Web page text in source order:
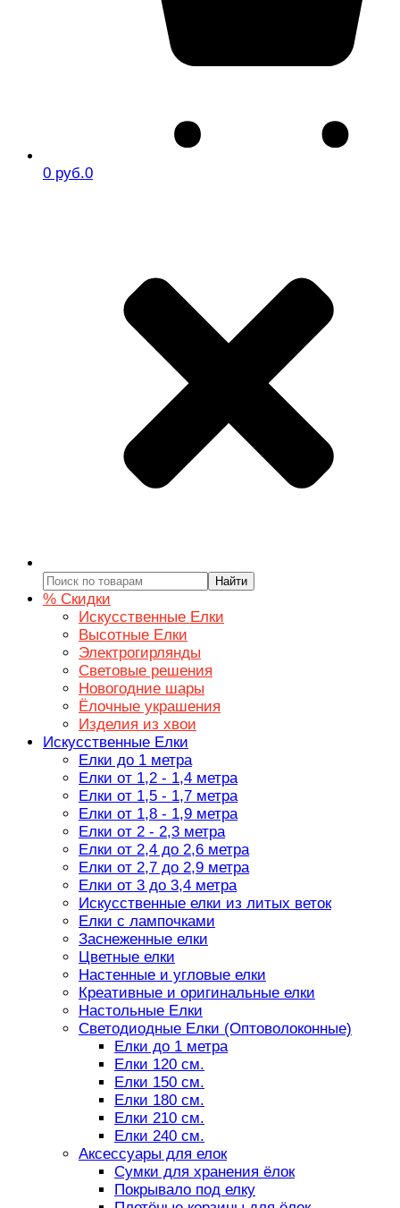
0 руб.0
Найти
% Скидки
Искусственные Елки
Высотные Елки
Электрогирлянды
Световые решения
Новогодние шары
Ёлочные украшения
Изделия из хвои
Искусственные Елки
Елки до 1 метра
Елки от 1,2 - 1,4 метра
Елки от 1,5 - 1,7 метра
Елки от 1,8 - 1,9 метра
Елки от 2 - 2,3 метра
Елки от 2,4 до 2,6 метра
Елки от 2,7 до 2,9 метра
Елки от 3 до 3,4 метра
Искусственные елки из литых веток
Елки с лампочками
Заснеженные елки
Цветные елки
Настенные и угловые елки
Креативные и оригинальные елки
Настольные Елки
Светодиодные Елки (Оптоволоконные)
Елки до 1 метра
Елки 120 см.
Елки 150 см.
Елки 180 см.
Елки 210 см.
Елки 240 см.
Аксессуары для елок
Сумки для хранения ёлок
Покрывало под елку